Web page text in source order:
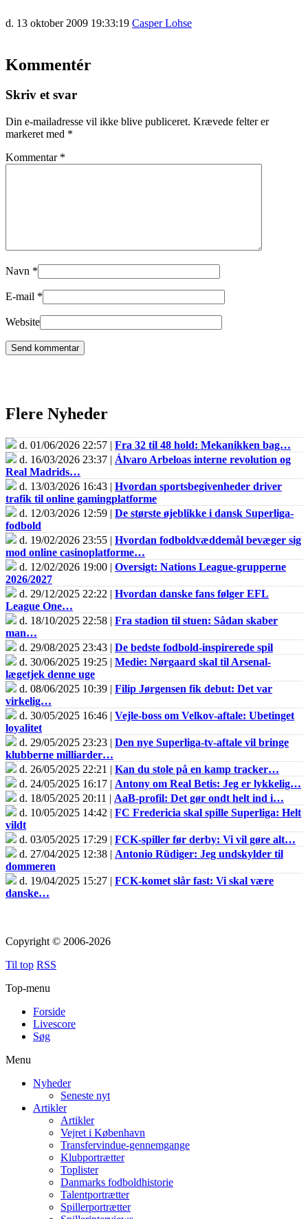
d. 13 oktober 2009 19:33:19 Casper Lohse
Kommentér
Skriv et svar
Din e-mailadresse vil ikke blive publiceret. Krævede felter er
markeret med *
Kommentar *
Navn *
E-mail *
Website
Flere Nyheder
d. 01/06/2026 22:57 | Fra 32 til 48 hold: Mekanikken bag…
d. 16/03/2026 23:37 | Álvaro Arbeloas interne revolution og
Real Madrids…
d. 13/03/2026 16:43 | Hvordan sportsbegivenheder driver
trafik til online gamingplatforme
d. 12/03/2026 12:59 | De største øjeblikke i dansk Superliga-
fodbold
d. 19/02/2026 23:55 | Hvordan fodboldvæddemål bevæger sig
mod online casinoplatforme…
d. 12/02/2026 19:00 | Oversigt: Nations League-grupperne
2026/2027
d. 29/12/2025 22:22 | Hvordan danske fans følger EFL
League One…
d. 18/10/2025 22:58 | Fra stadion til stuen: Sådan skaber
man…
d. 29/08/2025 23:43 | De bedste fodbold-inspirerede spil
d. 30/06/2025 19:25 | Medie: Nørgaard skal til Arsenal-
lægetjek denne uge
d. 08/06/2025 10:39 | Filip Jørgensen fik debut: Det var
virkelig…
d. 30/05/2025 16:46 | Vejle-boss om Velkov-aftale: Ubetinget
loyalitet
d. 29/05/2025 23:23 | Den nye Superliga-tv-aftale vil bringe
klubberne milliarder…
d. 26/05/2025 22:21 | Kan du stole på en kamp tracker…
d. 24/05/2025 16:17 | Antony om Real Betis: Jeg er lykkelig…
d. 18/05/2025 20:11 | AaB-profil: Det gør ondt helt ind i…
d. 10/05/2025 14:42 | FC Fredericia skal spille Superliga: Helt
vildt
d. 03/05/2025 17:29 | FCK-spiller før derby: Vi vil gøre alt…
d. 27/04/2025 12:38 | Antonio Rüdiger: Jeg undskylder til
dommeren
d. 19/04/2025 15:27 | FCK-komet slår fast: Vi skal være
danske…
Copyright © 2006-2026
Til top RSS
Top-menu
Forside
Livescore
Søg
Menu
Nyheder
Seneste nyt
Artikler
Artikler
Vejret i København
Transfervindue-gennemgange
Klubportrætter
Toplister
Danmarks fodboldhistorie
Talentportrætter
Spillerportrætter